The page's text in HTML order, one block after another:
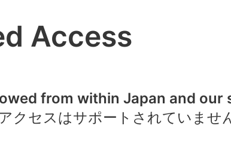
Access
from within Japan and our
クセスはサポートされていませ